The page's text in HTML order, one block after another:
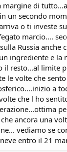
margine di
un secondo
o ti investe
marcio....
Russia anche
ingrediente e la
il resto...al limite
le volte che
a
che l ho
ancora una
vediamo se
entro il 21